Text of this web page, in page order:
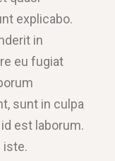
explicabo.
in
eu fugiat
sunt in culpa
est laborum.
iste.